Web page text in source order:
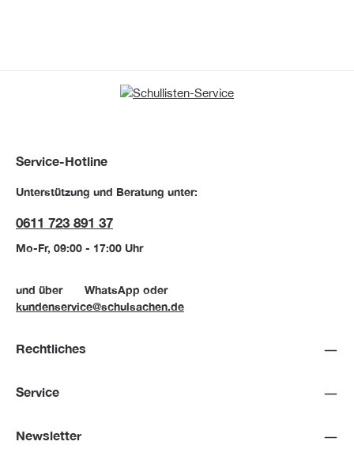
Service-Hotline
Unterstützung und Beratung unter:
0611 723 891 37
Mo-Fr, 09:00 - 17:00 Uhr
und über WhatsApp oder
kundenservice@schulsachen.de
Rechtliches
Service
Newsletter